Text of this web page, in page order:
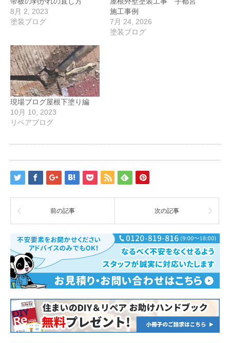
8月 2, 2023
塗装ブログ
施工事例
7月 24, 2026
塗装ブログ
現場ブログ屋根下塗り編
10月 10, 2023
リペアブログ
前の記事 次の記事